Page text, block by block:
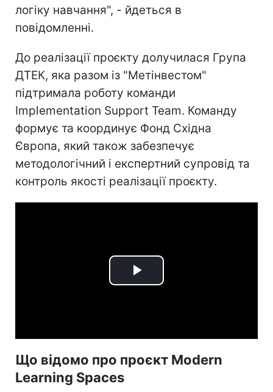
логіку навчання", - йдеться в
повідомленні.
До реалізації проєкту долучилася Група
ДТЕК, яка разом із "Метінвестом"
підтримала роботу команди
Implementation Support Team. Команду
формує та координує Фонд Східна
Європа, який також забезпечує
методологічний і експертний супровід та
контроль якості реалізації проєкту.
Play
Що відомо про проєкт Modern
Learning Spaces